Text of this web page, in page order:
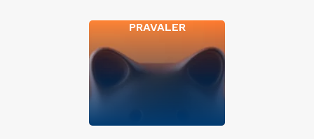
PRAVALER